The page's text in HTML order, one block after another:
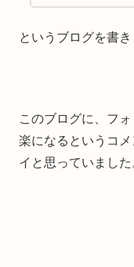
というブログを書き
このブログに、フ
楽になるというコ
イと思っていました